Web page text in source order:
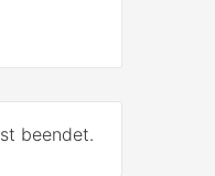
beendet.